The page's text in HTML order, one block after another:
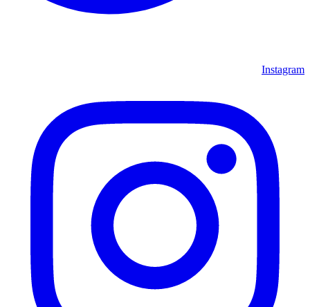
Instagram